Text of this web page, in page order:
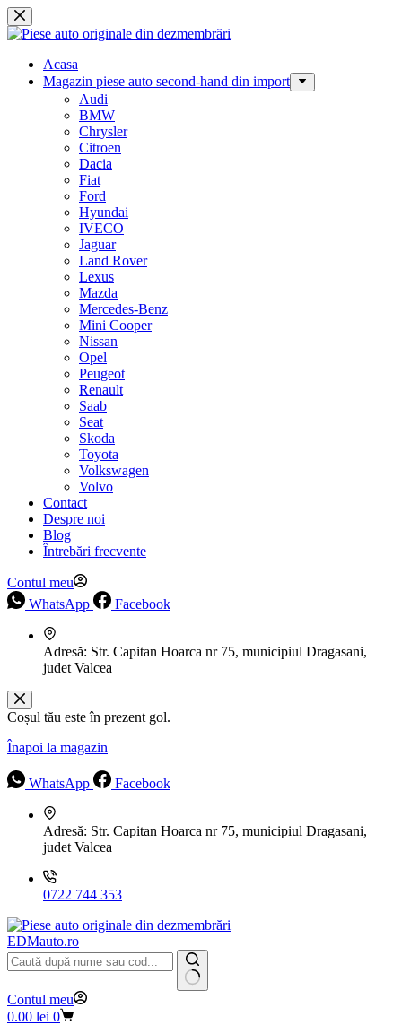
Sari
la
Acasa
Magazin piese auto second-hand din import
Audi
BMW
Chrysler
Citroen
Dacia
Fiat
Ford
Hyundai
IVECO
Jaguar
Land Rover
Lexus
Mazda
Mercedes-Benz
Mini Cooper
Nissan
Opel
Peugeot
Renault
Saab
Seat
Skoda
Toyota
Volkswagen
Volvo
Contact
Despre noi
Blog
Întrebări frecvente
Contul meu
WhatsApp
Facebook
Adresă: Str. Capitan Hoarca nr 75, municipiul Dragasani,
judet Valcea
Coșul tău este în prezent gol.
Înapoi la magazin
WhatsApp Facebook
Adresă: Str. Capitan Hoarca nr 75, municipiul Dragasani,
judet Valcea
0722 744 353
EDMauto.ro
Niciun
rezultat
Contul meu
Coș
0.00 lei 0